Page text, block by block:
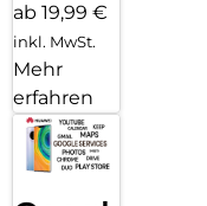
ab 19,99 €
inkl. MwSt.
Mehr
erfahren